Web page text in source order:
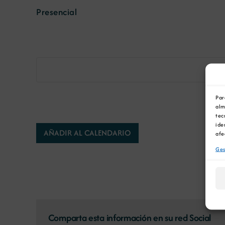
Presencial
AÑADIR AL CALENDARIO
Comparta esta información en su red Social